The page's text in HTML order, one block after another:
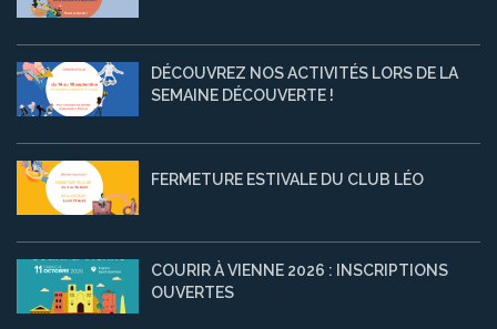
DÉCOUVREZ NOS ACTIVITÉS LORS DE LA
SEMAINE DÉCOUVERTE !
FERMETURE ESTIVALE DU CLUB LÉO
COURIR À VIENNE 2026 : INSCRIPTIONS
OUVERTES